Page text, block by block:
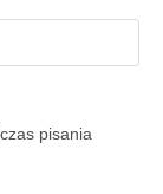
pisania